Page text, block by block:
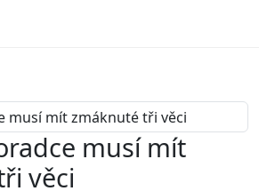
musí mít
věci